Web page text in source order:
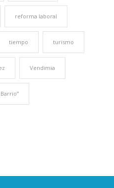
reforma laboral
tiempo turismo
Vendimia